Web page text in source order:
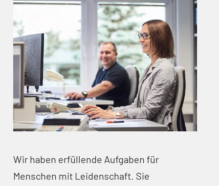
Wir haben erfüllende Aufgaben für
Menschen mit Leidenschaft. Sie